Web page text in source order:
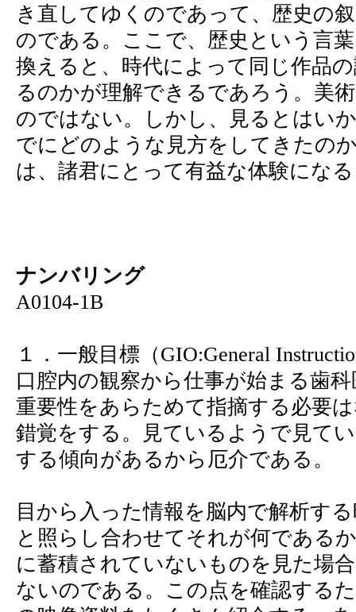
き直してゆくのであって、歴史の
のである。ここで、歴史という言
換えると、時代によって同じ作品
るのかが理解できるであろう。美
のではない。しかし、見るとはい
でにどのような見方をしてきたの
は、諸君にとって有益な体験にな
ナンバリング
A0104-1B
１．一般目標（GIO:General
口腔内の観察から仕事が始まる歯
重要性をあらためて指摘する必要
錯覚をする。見ているようで見て
する傾向があるから厄介である。
目から入った情報を脳内で解析す
と照らし合わせてそれが何である
に蓄積されていないものを見た場
ないのである。この点を確認する